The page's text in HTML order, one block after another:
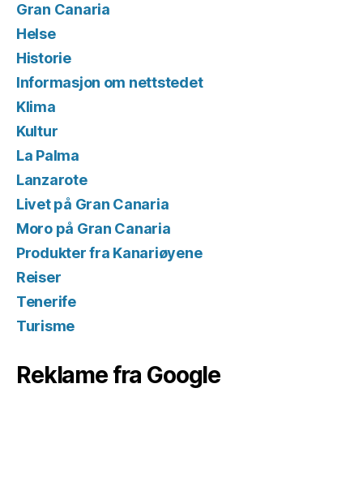
Gran Canaria
Helse
Historie
Informasjon om nettstedet
Klima
Kultur
La Palma
Lanzarote
Livet på Gran Canaria
Moro på Gran Canaria
Produkter fra Kanariøyene
Reiser
Tenerife
Turisme
Reklame fra Google